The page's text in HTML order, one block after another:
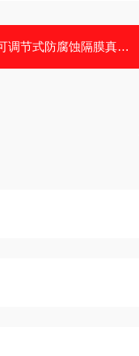
节式防腐蚀隔膜真空泵